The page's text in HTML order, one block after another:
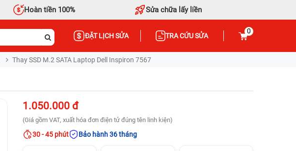
Hoàn tiền 100% Sửa chữa lấy liền
ĐẶT LỊCH SỬA TRA CỨU SỬA
0
Thay SSD M.2 SATA Laptop Dell Inspiron 7567
1.050.000 đ
(Giá gồm VAT, xuất hóa đơn điện tử đúng tên linh kiện)
30 - 45 phút Bảo hành 36 tháng